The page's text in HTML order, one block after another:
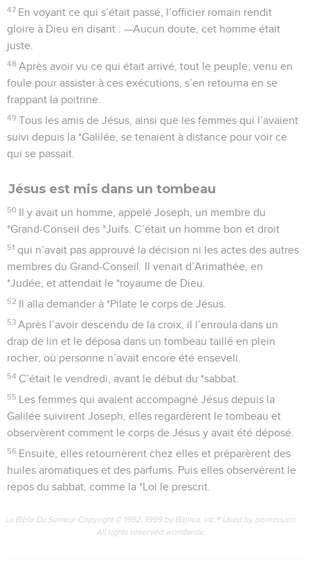
47 En voyant ce qui s’était passé, l’officier romain rendit
gloire à Dieu en disant : —Aucun doute, cet homme était
juste.
48 Après avoir vu ce qui était arrivé, tout le peuple, venu en
foule pour assister à ces exécutions, s’en retourna en se
frappant la poitrine.
49 Tous les amis de Jésus, ainsi que les femmes qui l’avaient
suivi depuis la *Galilée, se tenaient à distance pour voir ce
qui se passait.
Jésus est mis dans un tombeau
50 Il y avait un homme, appelé Joseph, un membre du
*Grand-Conseil des *Juifs. C’était un homme bon et droit
51 qui n’avait pas approuvé la décision ni les actes des autres
membres du Grand-Conseil. Il venait d’Arimathée, en
*Judée, et attendait le *royaume de Dieu.
52 Il alla demander à *Pilate le corps de Jésus.
53 Après l’avoir descendu de la croix, il l’enroula dans un
drap de lin et le déposa dans un tombeau taillé en plein
rocher, où personne n’avait encore été enseveli.
54 C’était le vendredi, avant le début du *sabbat.
55 Les femmes qui avaient accompagné Jésus depuis la
Galilée suivirent Joseph, elles regardèrent le tombeau et
observèrent comment le corps de Jésus y avait été déposé.
56 Ensuite, elles retournèrent chez elles et préparèrent des
huiles aromatiques et des parfums. Puis elles observèrent le
repos du sabbat, comme la *Loi le prescrit.
La Bible Du Semeur Copyright © 1992, 1999 by Biblica, Inc.® Used by permission.
All rights reserved worldwide.